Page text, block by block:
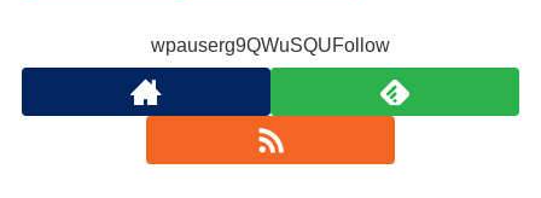
wpauserg9QWuSQUFollow